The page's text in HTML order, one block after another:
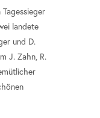
landete
und D.
J. Zahn, R.